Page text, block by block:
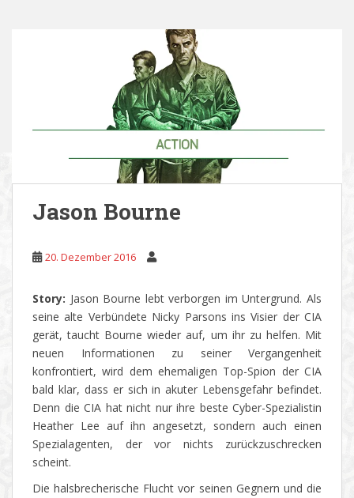
Jason Bourne
20. Dezember 2016
Story: Jason Bourne lebt verborgen im Untergrund. Als
seine alte Verbündete Nicky Parsons ins Visier der CIA
gerät, taucht Bourne wieder auf, um ihr zu helfen. Mit
neuen Informationen zu seiner Vergangenheit
konfrontiert, wird dem ehemaligen Top-Spion der CIA
bald klar, dass er sich in akuter Lebensgefahr befindet.
Denn die CIA hat nicht nur ihre beste Cyber-Spezialistin
Heather Lee auf ihn angesetzt, sondern auch einen
Spezialagenten, der vor nichts zurückzuschrecken
scheint.
Die halsbrecherische Flucht vor seinen Gegnern und die